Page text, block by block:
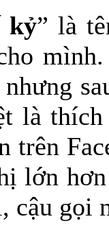
kỷ” là
là
trên
lớn
cậu gọi